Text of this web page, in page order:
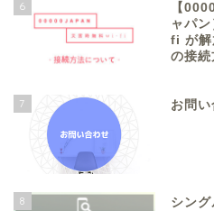
6
【
ャパ
fi が解
の接続
7 お問
8
シン